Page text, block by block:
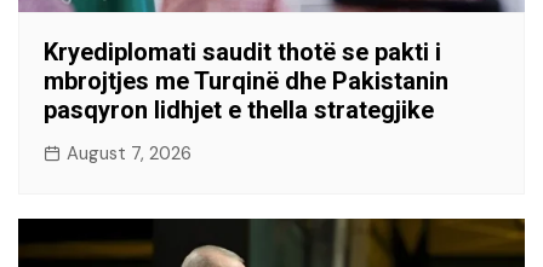
Kryediplomati saudit thotë se pakti i
mbrojtjes me Turqinë dhe Pakistanin
pasqyron lidhjet e thella strategjike
August 7, 2026